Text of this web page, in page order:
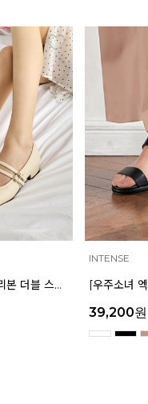
[우주소녀 엑시,홍수아 착용] 인텐스 by 엘칸토 여성 가보시힐 샌들 7cm LCWW08I126
MAZZ
39,200원